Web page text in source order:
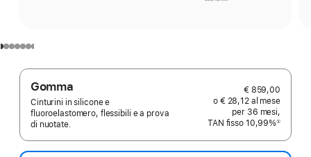
Gomma
Cinturini in silicone e
fluoroelastomero, flessibili e a prova
di nuotate.
€ 859,00
o € 28,12 al mese
per 36 mesi,
TAN fisso 10,99%①